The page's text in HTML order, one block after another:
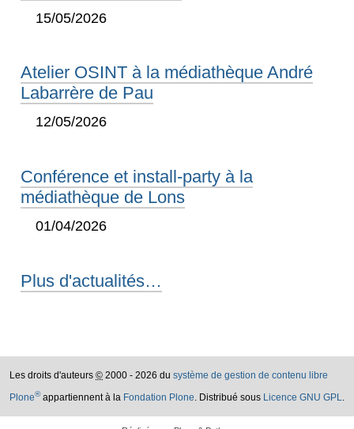
15/05/2026
Atelier OSINT à la médiathèque André
Labarrère de Pau
12/05/2026
Conférence et install-party à la
médiathèque de Lons
01/04/2026
Plus d'actualités…
Les droits d'auteurs © 2000 - 2026 du système de gestion de contenu libre
Plone®appartiennent à la Fondation Plone. Distribué sous Licence GNU GPL.